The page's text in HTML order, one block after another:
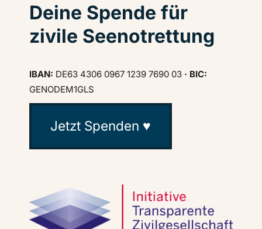
Deine Spende für
zivile Seenotrettung
IBAN: DE63 4306 0967 1239 7690 03 · BIC:
GENODEM1GLS
Jetzt Spenden ♥